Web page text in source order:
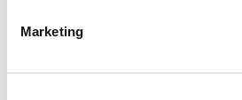
Marketing
Stijn nam deel aan de Wondelhoodrun